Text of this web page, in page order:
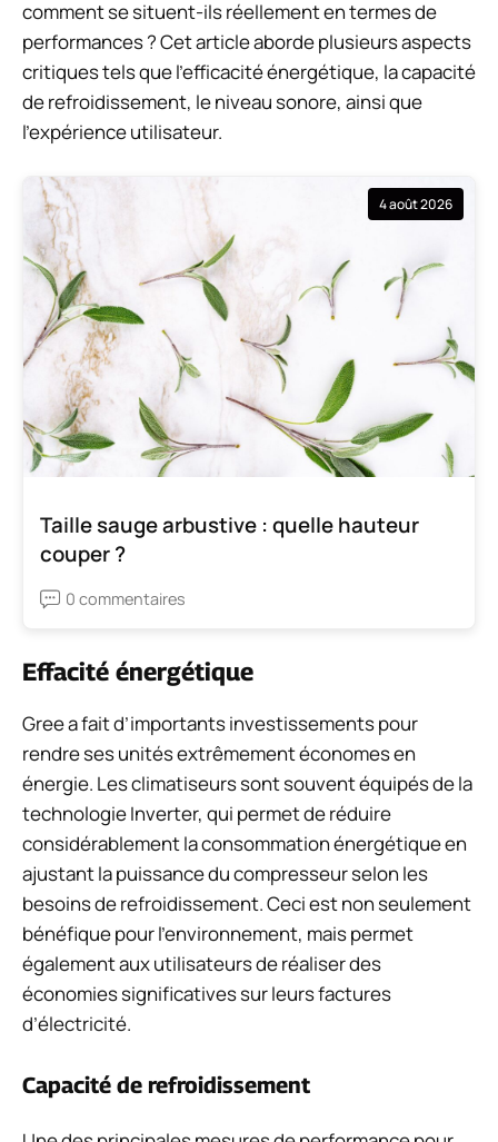
comment se situent-ils réellement en termes de
performances ? Cet article aborde plusieurs aspects
critiques tels que l’efficacité énergétique, la capacité
de refroidissement, le niveau sonore, ainsi que
l’expérience utilisateur.
4 août 2026
Taille sauge arbustive : quelle hauteur
couper ?
0 commentaires
Effacité énergétique
Gree a fait d’importants investissements pour
rendre ses unités extrêmement économes en
énergie. Les climatiseurs sont souvent équipés de la
technologie Inverter, qui permet de réduire
considérablement la consommation énergétique en
ajustant la puissance du compresseur selon les
besoins de refroidissement. Ceci est non seulement
bénéfique pour l’environnement, mais permet
également aux utilisateurs de réaliser des
économies significatives sur leurs factures
d’électricité.
Capacité de refroidissement